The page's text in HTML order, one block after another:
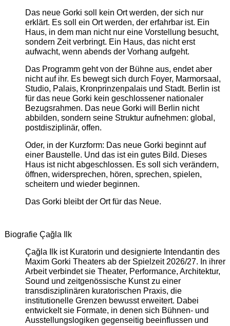
Das neue Gorki soll kein Ort werden, der sich nur
erklärt. Es soll ein Ort werden, der erfahrbar ist. Ein
Haus, in dem man nicht nur eine Vorstellung besucht,
sondern Zeit verbringt. Ein Haus, das nicht erst
aufwacht, wenn abends der Vorhang aufgeht.
Das Programm geht von der Bühne aus, endet aber
nicht auf ihr. Es bewegt sich durch Foyer, Marmorsaal,
Studio, Palais, Kronprinzenpalais und Stadt. Berlin ist
für das neue Gorki kein geschlossener nationaler
Bezugsrahmen. Das neue Gorki will Berlin nicht
abbilden, sondern seine Struktur aufnehmen: global,
postdisziplinär, offen.
Oder, in der Kurzform: Das neue Gorki beginnt auf
einer Baustelle. Und das ist ein gutes Bild. Dieses
Haus ist nicht abgeschlossen. Es soll sich verändern,
öffnen, widersprechen, hören, sprechen, spielen,
scheitern und wieder beginnen.
Das Gorki bleibt der Ort für das Neue.
Biografie Çağla Ilk
Çağla Ilk ist Kuratorin und designierte Intendantin des
Maxim Gorki Theaters ab der Spielzeit 2026/27. In ihrer
Arbeit verbindet sie Theater, Performance, Architektur,
Sound und zeitgenössische Kunst zu einer
transdisziplinären kuratorischen Praxis, die
institutionelle Grenzen bewusst erweitert. Dabei
entwickelt sie Formate, in denen sich Bühnen- und
Ausstellungslogiken gegenseitig beeinflussen und